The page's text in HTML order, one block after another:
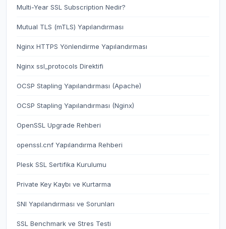
Multi-Year SSL Subscription Nedir?
Mutual TLS (mTLS) Yapılandırması
Nginx HTTPS Yönlendirme Yapılandırması
Nginx ssl_protocols Direktifi
OCSP Stapling Yapılandırması (Apache)
OCSP Stapling Yapılandırması (Nginx)
OpenSSL Upgrade Rehberi
openssl.cnf Yapılandırma Rehberi
Plesk SSL Sertifika Kurulumu
Private Key Kaybı ve Kurtarma
SNI Yapılandırması ve Sorunları
SSL Benchmark ve Stres Testi